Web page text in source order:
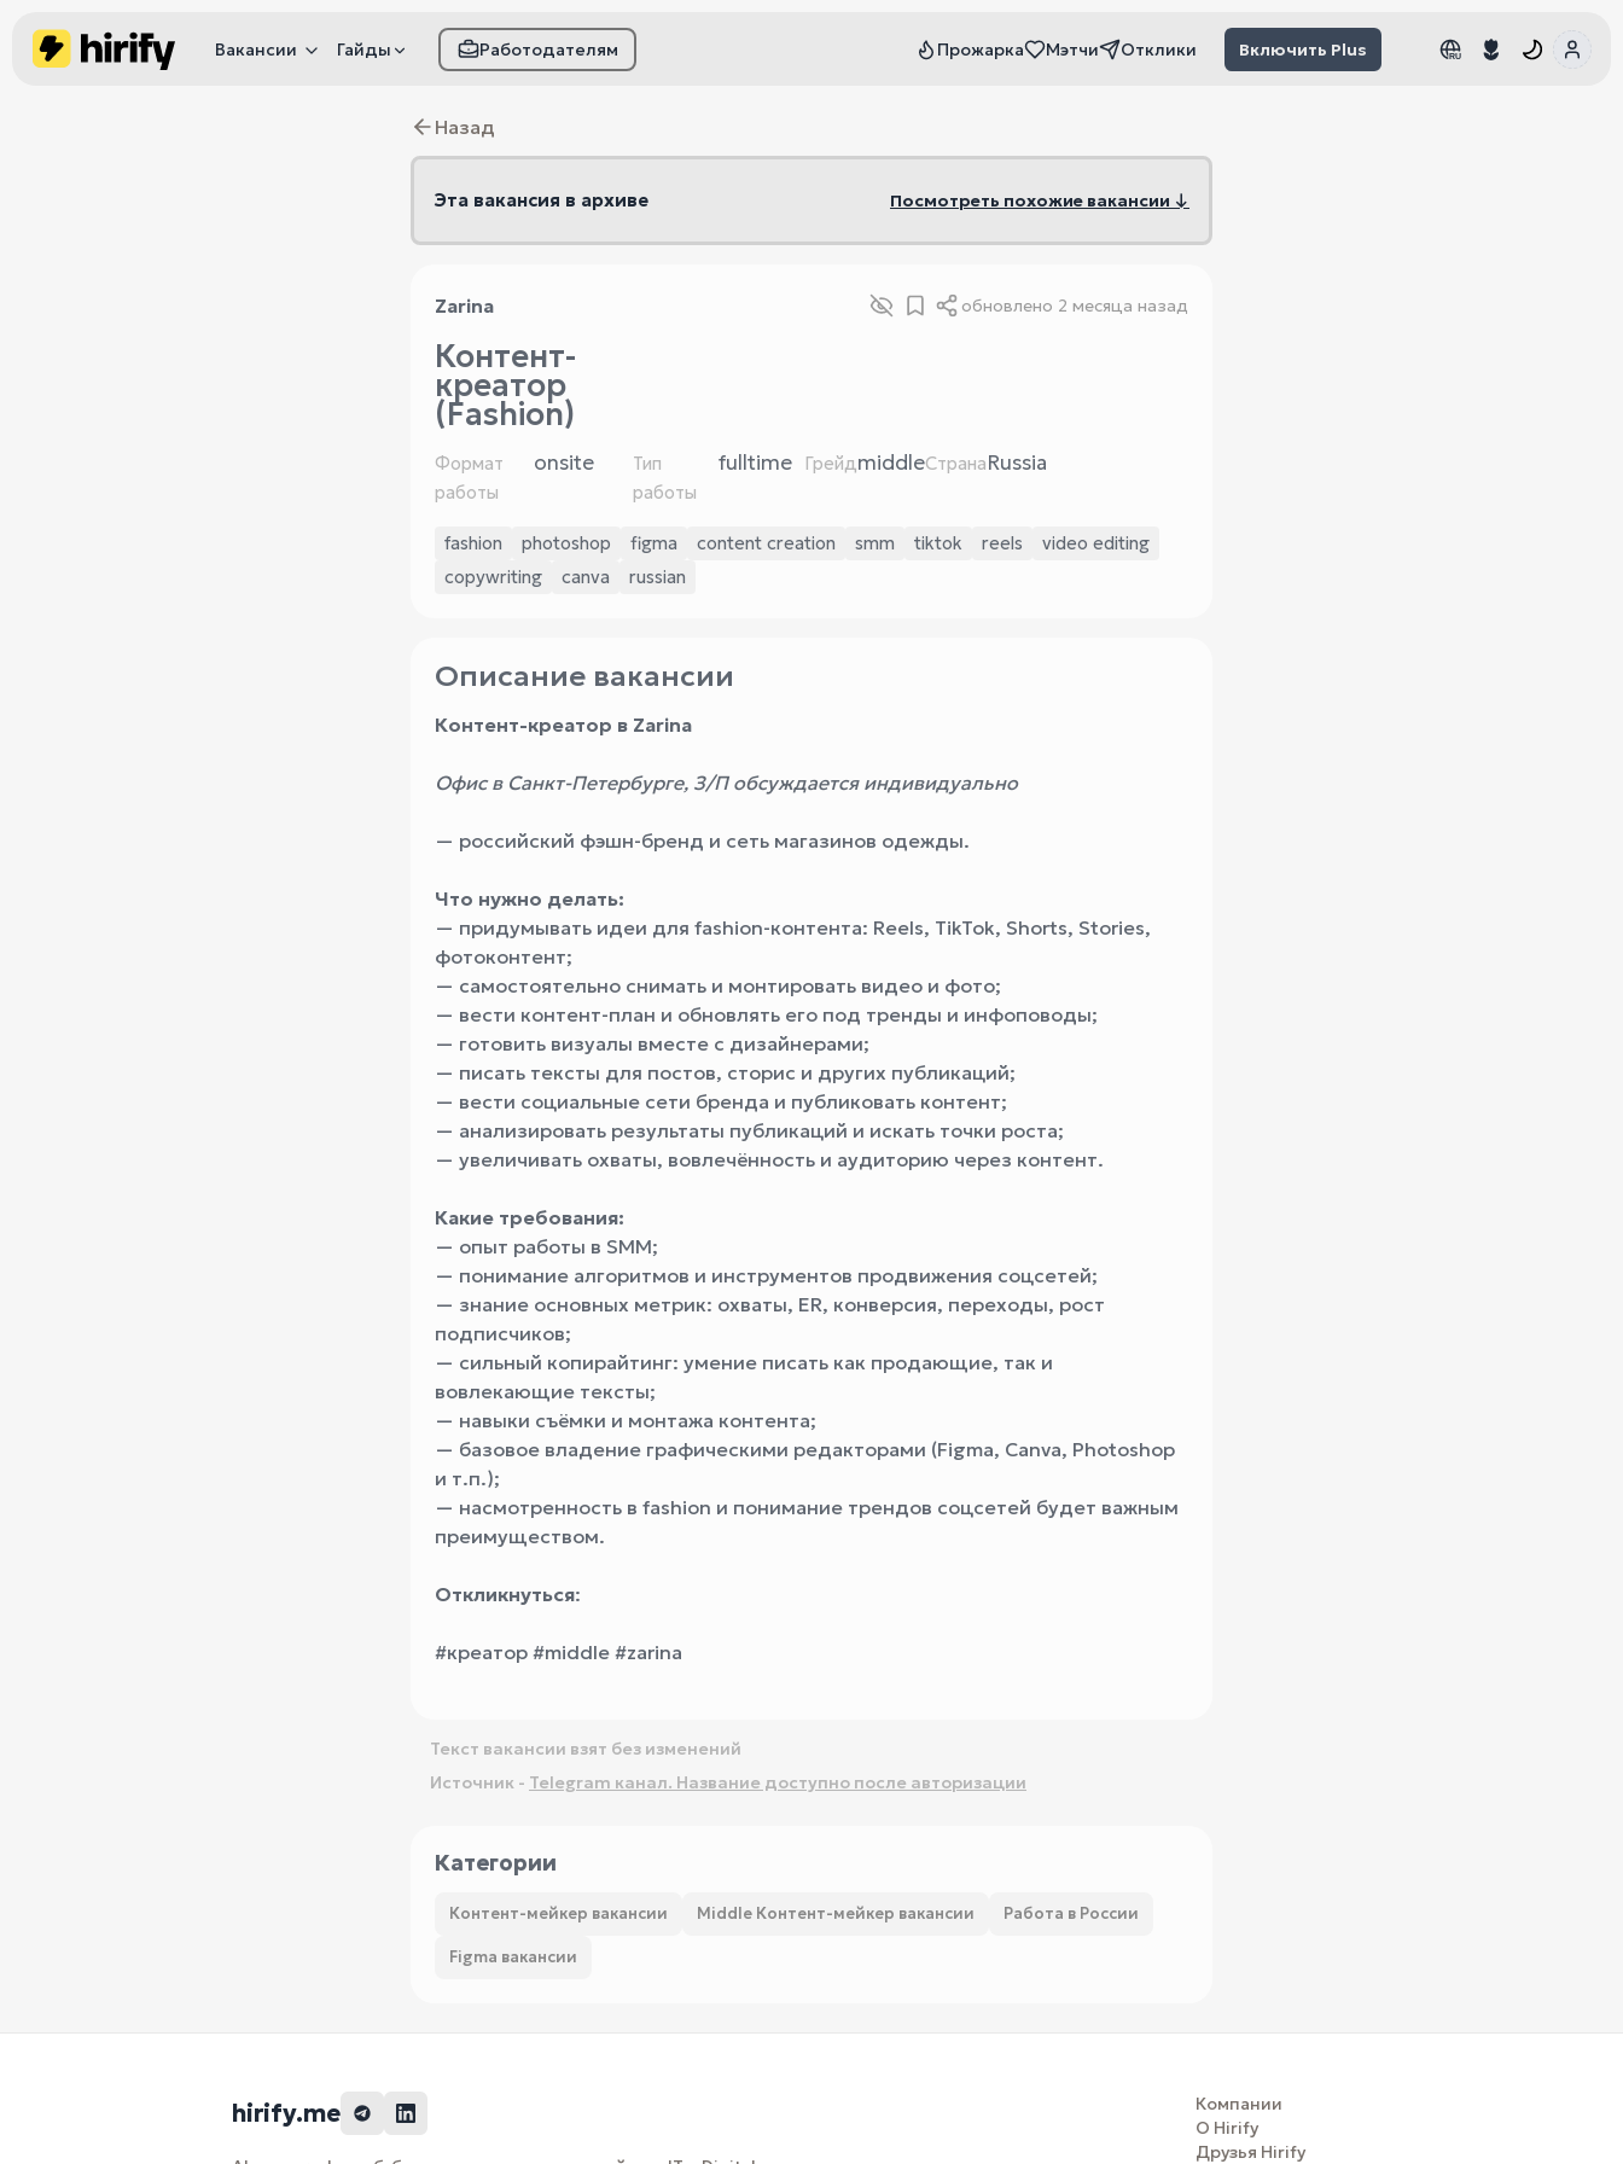
Вакансии Гайды Работодателям Прожарка Мэтчи Отклики Включить Plus RU
Назад
Эта вакансия в архиве Посмотреть похожие вакансии ↓
Zarina обновлено 2 месяца назад
Контент-
креатор
(Fashion)
Формат
работы
onsite
Тип
работы
fulltime ГрейдmiddleСтранаRussia
fashion photoshop figma content creation smm tiktok reels
video editing
copywriting
canva russian
Описание вакансии
Контент-креатор в Zarina
Офис в Санкт-Петербурге, З/П обсуждается индивидуально
— российский фэшн-бренд и сеть магазинов одежды.
Что нужно делать:
— придумывать идеи для fashion-контента: Reels, TikTok, Shorts, Stories,
фотоконтент;
— самостоятельно снимать и монтировать видео и фото;
— вести контент-план и обновлять его под тренды и инфоповоды;
— готовить визуалы вместе с дизайнерами;
— писать тексты для постов, сторис и других публикаций;
— вести социальные сети бренда и публиковать контент;
— анализировать результаты публикаций и искать точки роста;
— увеличивать охваты, вовлечённость и аудиторию через контент.
Какие требования:
— опыт работы в SMM;
— понимание алгоритмов и инструментов продвижения соцсетей;
— знание основных метрик: охваты, ER, конверсия, переходы, рост
подписчиков;
— сильный копирайтинг: умение писать как продающие, так и
вовлекающие тексты;
— навыки съёмки и монтажа контента;
— базовое владение графическими редакторами (Figma, Canva, Photoshop
и т.п.);
— насмотренность в fashion и понимание трендов соцсетей будет важным
преимуществом.
Откликнуться:
#креатор #middle #zarina
Текст вакансии взят без изменений
Источник - Telegram канал. Название доступно после авторизации
Категории
Контент-мейкер вакансии Middle Контент-мейкер вакансии Работа в России
Figma вакансии
hirify.me
Компании
О Hirify
Друзья Hirify